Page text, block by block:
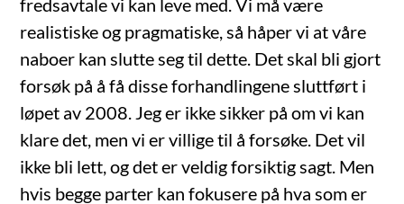
fredsavtale vi kan leve med. Vi må være
realistiske og pragmatiske, så håper vi at våre
naboer kan slutte seg til dette. Det skal bli gjort
forsøk på å få disse forhandlingene sluttført i
løpet av 2008. Jeg er ikke sikker på om vi kan
klare det, men vi er villige til å forsøke. Det vil
ikke bli lett, og det er veldig forsiktig sagt. Men
hvis begge parter kan fokusere på hva som er